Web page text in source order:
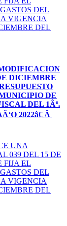
DICIEMBRE
DE
DEL 1Âº.
2022â€ Â